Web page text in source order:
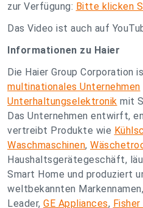
zur Verfügung: Bitte klicken
Das Video ist auch auf
Informationen zu Haier
Die Haier Group Corporation
multinationales Unternehmen
Unterhaltungselektronik mit
Das Unternehmen entwirft,
vertreibt Produkte wie
Waschmaschinen,
Haushaltsgerätegeschäft,
Smart Home und produziert
weltbekannten
Leader, GE Appliances,